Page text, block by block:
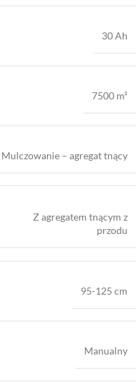
30 Ah
7500 m²
Mulczowanie – agregat tnący
Z agregatem tnącym z
przodu
95-125 cm
Manualny